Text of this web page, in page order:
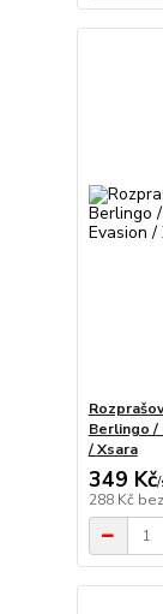
Berlingo /
/ Xsara
349 Kč/
288 Kč